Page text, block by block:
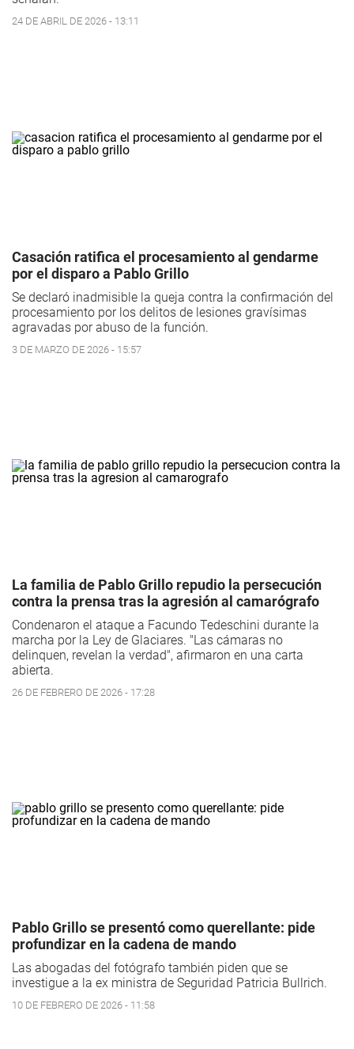
24 DE ABRIL DE 2026 - 13:11
Casación ratifica el procesamiento al gendarme
por el disparo a Pablo Grillo
Se declaró inadmisible la queja contra la confirmación del
procesamiento por los delitos de lesiones gravísimas
agravadas por abuso de la función.
3 DE MARZO DE 2026 - 15:57
La familia de Pablo Grillo repudio la persecución
contra la prensa tras la agresión al camarógrafo
Condenaron el ataque a Facundo Tedeschini durante la
marcha por la Ley de Glaciares. "Las cámaras no
delinquen, revelan la verdad", afirmaron en una carta
abierta.
26 DE FEBRERO DE 2026 - 17:28
Pablo Grillo se presentó como querellante: pide
profundizar en la cadena de mando
Las abogadas del fotógrafo también piden que se
investigue a la ex ministra de Seguridad Patricia Bullrich.
10 DE FEBRERO DE 2026 - 11:58